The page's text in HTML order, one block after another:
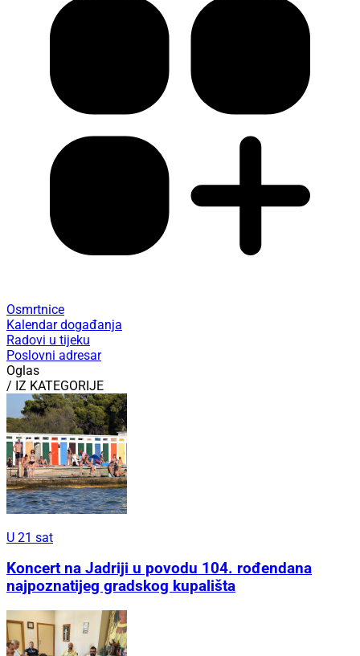
Osmrtnice
Kalendar događanja
Radovi u tijeku
Poslovni adresar
Oglas
/ IZ KATEGORIJE
U 21 sat
Koncert na Jadriji u povodu 104. rođendana
najpoznatijeg gradskog kupališta